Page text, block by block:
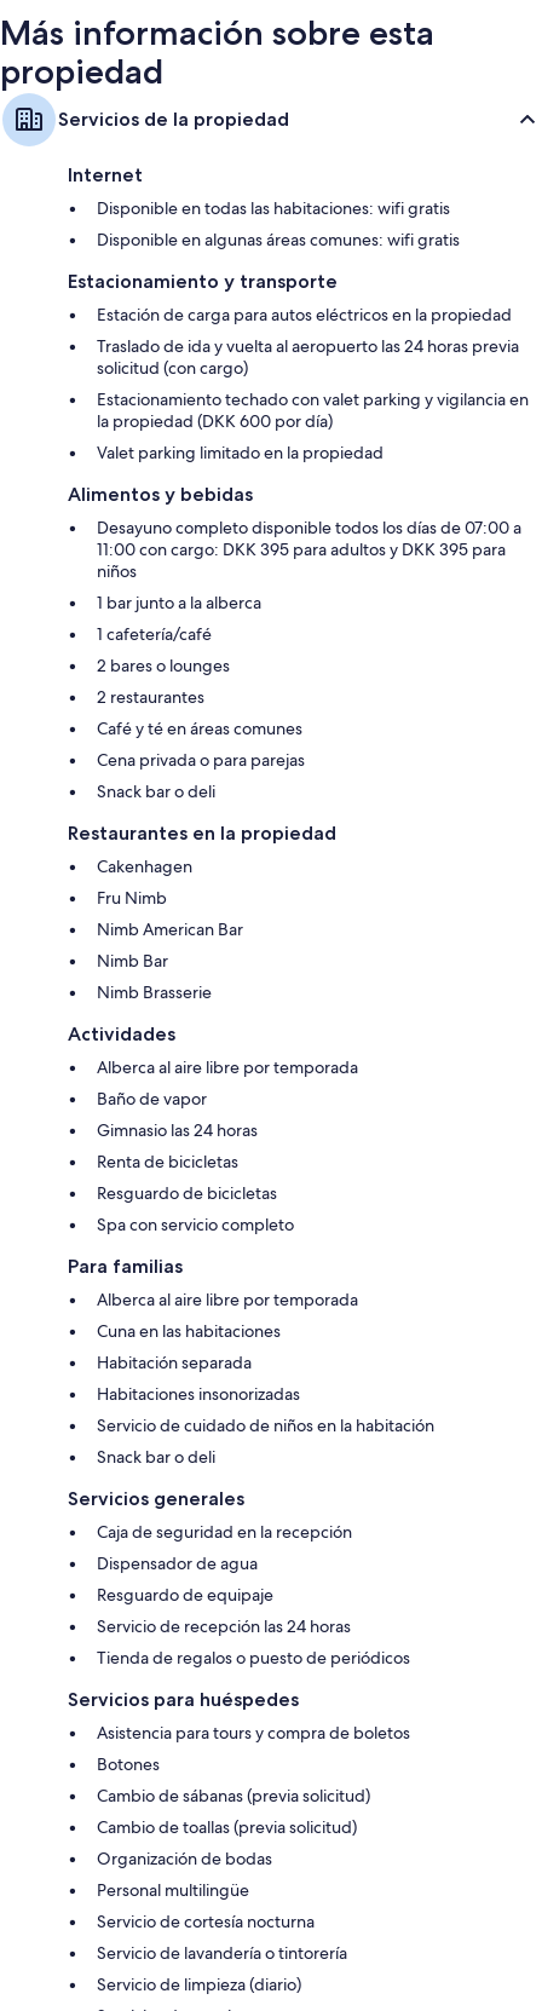
Más información sobre esta
propiedad
Servicios de la propiedad
Internet
Disponible en todas las habitaciones: wifi gratis
Disponible en algunas áreas comunes: wifi gratis
Estacionamiento y transporte
Estación de carga para autos eléctricos en la propiedad
Traslado de ida y vuelta al aeropuerto las 24 horas previa
solicitud (con cargo)
Estacionamiento techado con valet parking y vigilancia en
la propiedad (DKK 600 por día)
Valet parking limitado en la propiedad
Alimentos y bebidas
Desayuno completo disponible todos los días de 07:00 a
11:00 con cargo: DKK 395 para adultos y DKK 395 para
niños
1 bar junto a la alberca
1 cafetería/café
2 bares o lounges
2 restaurantes
Café y té en áreas comunes
Cena privada o para parejas
Snack bar o deli
Restaurantes en la propiedad
Cakenhagen
Fru Nimb
Nimb American Bar
Nimb Bar
Nimb Brasserie
Actividades
Alberca al aire libre por temporada
Baño de vapor
Gimnasio las 24 horas
Renta de bicicletas
Resguardo de bicicletas
Spa con servicio completo
Para familias
Alberca al aire libre por temporada
Cuna en las habitaciones
Habitación separada
Habitaciones insonorizadas
Servicio de cuidado de niños en la habitación
Snack bar o deli
Servicios generales
Caja de seguridad en la recepción
Dispensador de agua
Resguardo de equipaje
Servicio de recepción las 24 horas
Tienda de regalos o puesto de periódicos
Servicios para huéspedes
Asistencia para tours y compra de boletos
Botones
Cambio de sábanas (previa solicitud)
Cambio de toallas (previa solicitud)
Organización de bodas
Personal multilingüe
Servicio de cortesía nocturna
Servicio de lavandería o tintorería
Servicio de limpieza (diario)